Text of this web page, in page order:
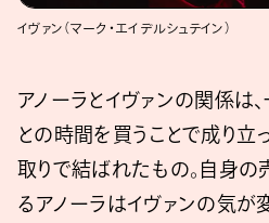
イヴァン（マーク・エイデルシュテイン）
アノーラとイヴァンの関係は
との時間を買うことで成り立
取りで結ばれたもの。自身の
るアノーラはイヴァンの気が